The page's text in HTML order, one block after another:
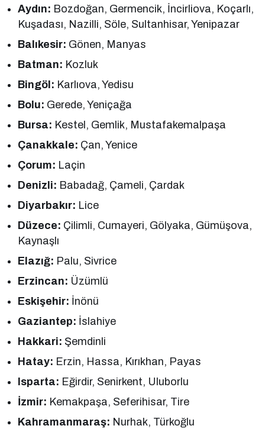
Aydın: Bozdoğan, Germencik, İncirliova, Koçarlı,
Kuşadası, Nazilli, Söle, Sultanhisar, Yenipazar
Balıkesir: Gönen, Manyas
Batman: Kozluk
Bingöl: Karlıova, Yedisu
Bolu: Gerede, Yeniçağa
Bursa: Kestel, Gemlik, Mustafakemalpaşa
Çanakkale: Çan, Yenice
Çorum: Laçin
Denizli: Babadağ, Çameli, Çardak
Diyarbakır: Lice
Düzece: Çilimli, Cumayeri, Gölyaka, Gümüşova,
Kaynaşlı
Elazığ: Palu, Sivrice
Erzincan: Üzümlü
Eskişehir: İnönü
Gaziantep: İslahiye
Hakkari: Şemdinli
Hatay: Erzin, Hassa, Kırıkhan, Payas
Isparta: Eğirdir, Senirkent, Uluborlu
İzmir: Kemakpaşa, Seferihisar, Tire
Kahramanmaraş: Nurhak, Türkoğlu